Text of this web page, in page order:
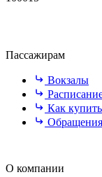
Пассажирам
Вокзалы
Как
О компании